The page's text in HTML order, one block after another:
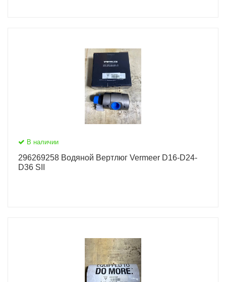
В наличии
296269258 Водяной Вертлюг Vermeer D16-D24-
D36 SII